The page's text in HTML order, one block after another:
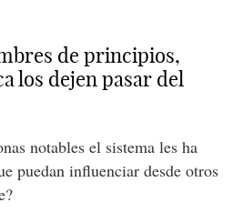
de principios,
los dejen pasar del
notables el sistema les ha
puedan influenciar desde otros